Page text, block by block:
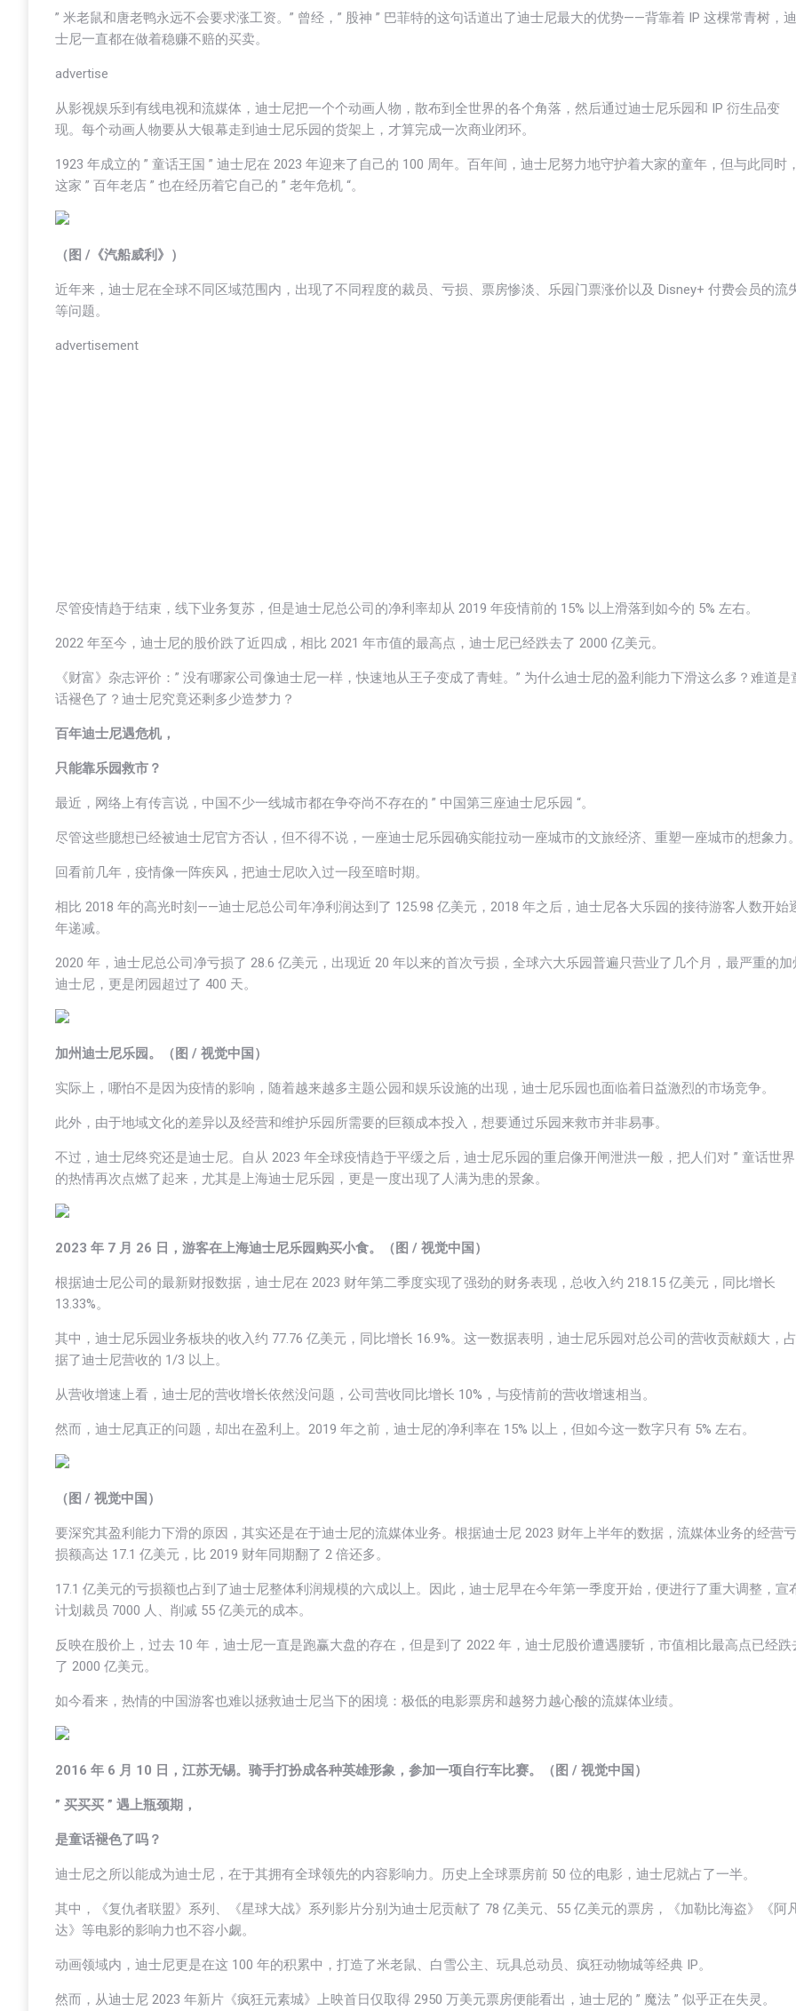
” 米老鼠和唐老鸭永远不会要求涨工资。” 曾经，” 股神 ” 巴菲特的这句话道出了迪士尼最大的优势——背靠着 IP 这棵常青树，迪
士尼一直都在做着稳赚不赔的买卖。
advertise
从影视娱乐到有线电视和流媒体，迪士尼把一个个动画人物，散布到全世界的各个角落，然后通过迪士尼乐园和 IP 衍生品变
现。每个动画人物要从大银幕走到迪士尼乐园的货架上，才算完成一次商业闭环。
1923 年成立的 ” 童话王国 ” 迪士尼在 2023 年迎来了自己的 100 周年。百年间，迪士尼努力地守护着大家的童年，但与此同时
这家 ” 百年老店 ” 也在经历着它自己的 ” 老年危机 “。
（图 /《汽船威利》）
近年来，迪士尼在全球不同区域范围内，出现了不同程度的裁员、亏损、票房惨淡、乐园门票涨价以及 Disney+ 付费会员的流
等问题。
advertisement
尽管疫情趋于结束，线下业务复苏，但是迪士尼总公司的净利率却从 2019 年疫情前的 15% 以上滑落到如今的 5% 左右。
2022 年至今，迪士尼的股价跌了近四成，相比 2021 年市值的最高点，迪士尼已经跌去了 2000 亿美元。
《财富》杂志评价：” 没有哪家公司像迪士尼一样，快速地从王子变成了青蛙。” 为什么迪士尼的盈利能力下滑这么多？难道是
话褪色了？迪士尼究竟还剩多少造梦力？
百年迪士尼遇危机，
只能靠乐园救市？
最近，网络上有传言说，中国不少一线城市都在争夺尚不存在的 ” 中国第三座迪士尼乐园 “。
尽管这些臆想已经被迪士尼官方否认，但不得不说，一座迪士尼乐园确实能拉动一座城市的文旅经济、重塑一座城市的想象力
回看前几年，疫情像一阵疾风，把迪士尼吹入过一段至暗时期。
相比 2018 年的高光时刻——迪士尼总公司年净利润达到了 125.98 亿美元，2018 年之后，迪士尼各大乐园的接待游客人数开始
年递减。
2020 年，迪士尼总公司净亏损了 28.6 亿美元，出现近 20 年以来的首次亏损，全球六大乐园普遍只营业了几个月，最严重的加
迪士尼，更是闭园超过了 400 天。
加州迪士尼乐园。（图 / 视觉中国）
实际上，哪怕不是因为疫情的影响，随着越来越多主题公园和娱乐设施的出现，迪士尼乐园也面临着日益激烈的市场竞争。
此外，由于地域文化的差异以及经营和维护乐园所需要的巨额成本投入，想要通过乐园来救市并非易事。
不过，迪士尼终究还是迪士尼。自从 2023 年全球疫情趋于平缓之后，迪士尼乐园的重启像开闸泄洪一般，把人们对 ” 童话世界
的热情再次点燃了起来，尤其是上海迪士尼乐园，更是一度出现了人满为患的景象。
2023 年 7 月 26 日，游客在上海迪士尼乐园购买小食。（图 / 视觉中国）
根据迪士尼公司的最新财报数据，迪士尼在 2023 财年第二季度实现了强劲的财务表现，总收入约 218.15 亿美元，同比增长
13.33%。
其中，迪士尼乐园业务板块的收入约 77.76 亿美元，同比增长 16.9%。这一数据表明，迪士尼乐园对总公司的营收贡献颇大，占
据了迪士尼营收的 1/3 以上。
从营收增速上看，迪士尼的营收增长依然没问题，公司营收同比增长 10%，与疫情前的营收增速相当。
然而，迪士尼真正的问题，却出在盈利上。2019 年之前，迪士尼的净利率在 15% 以上，但如今这一数字只有 5% 左右。
（图 / 视觉中国）
要深究其盈利能力下滑的原因，其实还是在于迪士尼的流媒体业务。根据迪士尼 2023 财年上半年的数据，流媒体业务的经营亏
损额高达 17.1 亿美元，比 2019 财年同期翻了 2 倍还多。
17.1 亿美元的亏损额也占到了迪士尼整体利润规模的六成以上。因此，迪士尼早在今年第一季度开始，便进行了重大调整，宣
计划裁员 7000 人、削减 55 亿美元的成本。
反映在股价上，过去 10 年，迪士尼一直是跑赢大盘的存在，但是到了 2022 年，迪士尼股价遭遇腰斩，市值相比最高点已经跌
了 2000 亿美元。
如今看来，热情的中国游客也难以拯救迪士尼当下的困境：极低的电影票房和越努力越心酸的流媒体业绩。
2016 年 6 月 10 日，江苏无锡。骑手打扮成各种英雄形象，参加一项自行车比赛。（图 / 视觉中国）
” 买买买 ” 遇上瓶颈期，
是童话褪色了吗？
迪士尼之所以能成为迪士尼，在于其拥有全球领先的内容影响力。历史上全球票房前 50 位的电影，迪士尼就占了一半。
其中，《复仇者联盟》系列、《星球大战》系列影片分别为迪士尼贡献了 78 亿美元、55 亿美元的票房，《加勒比海盗》《阿
达》等电影的影响力也不容小觑。
动画领域内，迪士尼更是在这 100 年的积累中，打造了米老鼠、白雪公主、玩具总动员、疯狂动物城等经典 IP。
然而，从迪士尼 2023 年新片《疯狂元素城》上映首日仅取得 2950 万美元票房便能看出，迪士尼的 ” 魔法 ” 似乎正在失灵。